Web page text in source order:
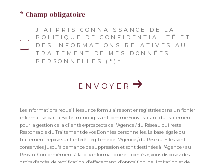
J'AI PRIS CONNAISSANCE DE LA
POLITIQUE DE CONFIDENTIALITÉ ET
DES INFORMATIONS RELATIVES AU
TRAITEMENT DE MES DONNÉES
PERSONNELLES (*)*
* Champ obligatoire
ENVOYER
Les informations recueillies sur ce formulaire sont enregistrées dans un fichier
informatisé par La Boite Immo agissant comme Sous-traitant du traitement
pour la gestion de la clientèle/prospects de l'Agence / du Réseau qui reste
Responsable du Traitement de vos Données personnelles. La base légale du
traitement repose sur l'intérêt légitime de l'Agence / du Réseau. Elles sont
conservées jusqu'à demande de suppression et sont destinées à l'Agence / au
Réseau. Conformément à la loi « informatique et libertés », vous disposez des
droits d’accès, de rectification, d’effacement, d’opposition, de limitation et de